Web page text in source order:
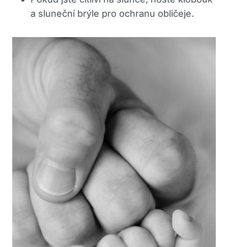
a sluneční brýle pro ochranu obličeje.